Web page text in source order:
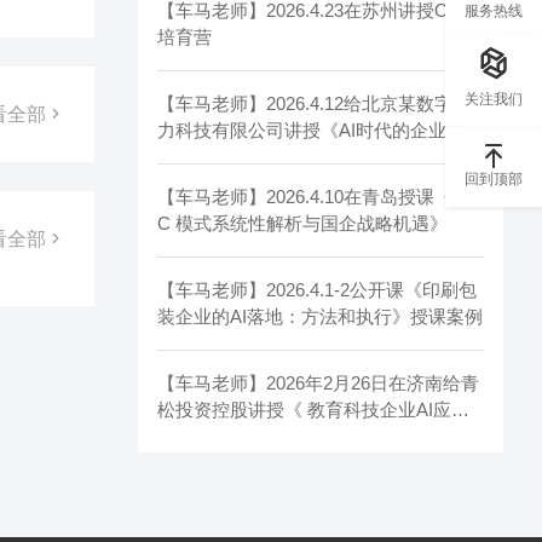
全部
全部
【车马老师】2026.4.23在苏州讲授OPC
培育营
【车马老师】2026.4.12给北京某数字电
力科技有限公司讲授《AI时代的企业组织
【车马老师】2026.4.10在青岛授课《OP
C 模式系统性解析与国企战略机遇》
【车马老师】2026.4.1-2公开课《印刷包
装企业的AI落地：方法和执行》授课案例
【车马老师】2026年2月26日在济南给青
松投资控股讲授《 教育科技企业AI应用
服务热线
关注我们
回到顶部